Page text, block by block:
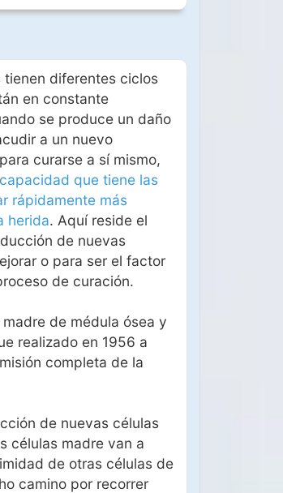
diferentes ciclos
en constante
se produce un daño
a un nuevo
curarse a sí mismo,
capacidad que tiene las
rápidamente más
herida. Aquí reside el
de nuevas
o para ser el factor
de curación.
de médula ósea y
realizado en 1956 a
completa de la
de nuevas células
células madre van a
de otras células de
camino por recorrer